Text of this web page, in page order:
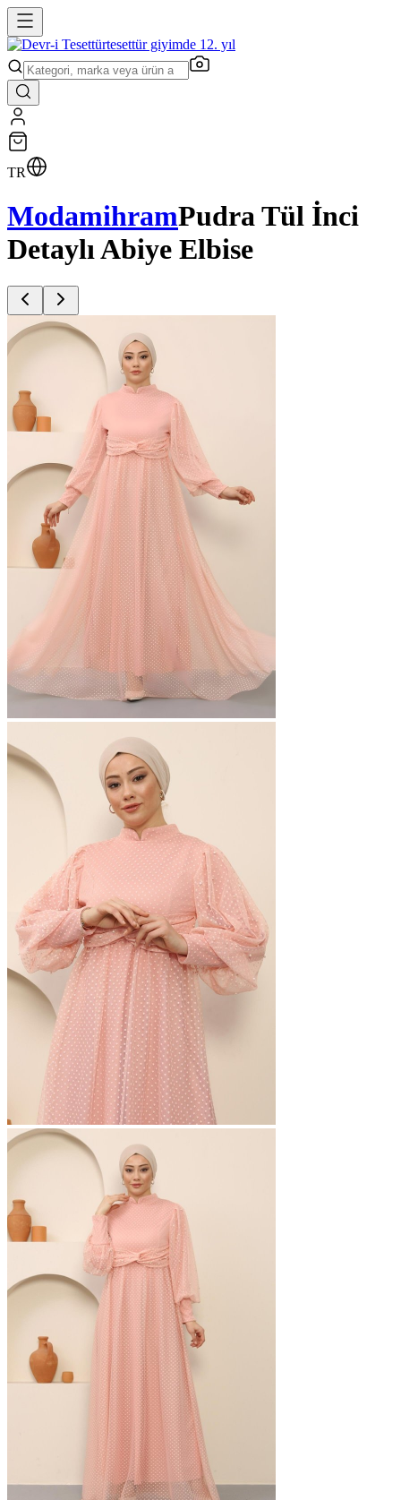
tesettür giyimde 12. yıl
TR
ModamihramPudra Tül İnci
Detaylı Abiye Elbise